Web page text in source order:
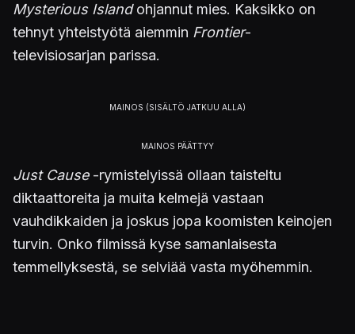
Mysterious Islandohjannut mies. Kaksikko on
tehnyt yhteistyötä aiemmin Frontier-
televisiosarjan parissa.
Just Cause-rymistelyissä ollaan taisteltu
diktaattoreita ja muita kelmejä vastaan
vauhdikkaiden ja joskus jopa koomisten keinojen
turvin. Onko filmissä kyse samanlaisesta
temmellyksestä, se selviää vasta myöhemmin.